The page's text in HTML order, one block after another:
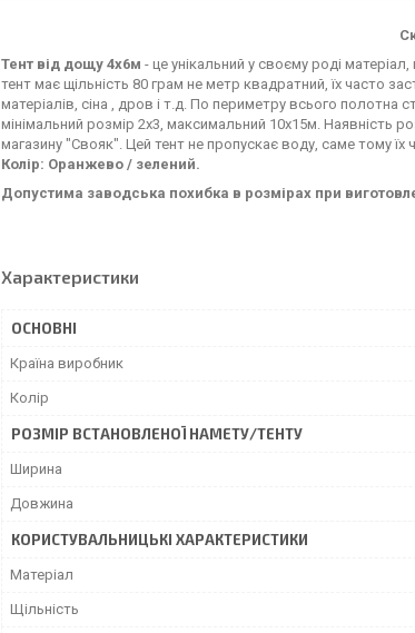
Тент від дощу 4х6м - це унікальний у своєму роді
тент має щільність 80 грам не метр квадратний, їх часто
матеріалів, сіна , дров і т.д. По периметру всього полотна
мінімальний розмір 2х3, максимальний 10x15м. Наявність
магазину "Свояк". Цей тент не пропускає воду, саме тому
Колір: Оранжево / зелений.
Допустима заводська похибка в розмірах при
Характеристики
ОСНОВНІ
Країна виробник
Колір
РОЗМІР ВСТАНОВЛЕНОЇ НАМЕТУ/ТЕНТУ
Ширина
Довжина
КОРИСТУВАЛЬНИЦЬКІ ХАРАКТЕРИСТИКИ
Матеріал
Щільність